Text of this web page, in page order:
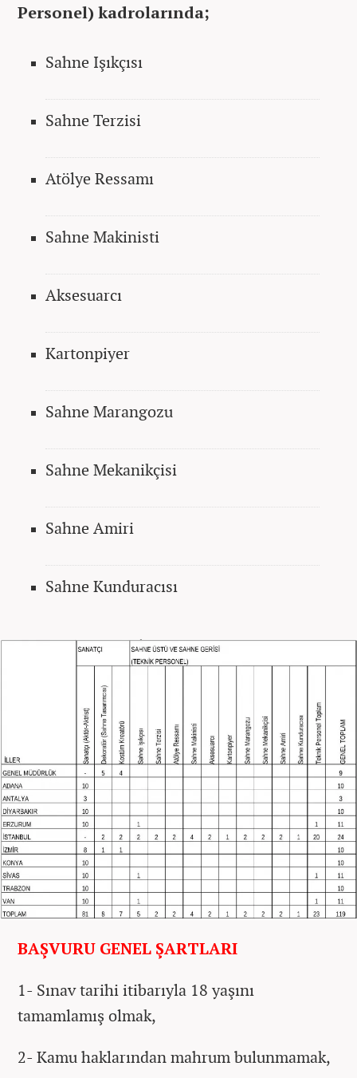
Personel) kadrolarında;
Sahne Işıkçısı
Sahne Terzisi
Atölye Ressamı
Sahne Makinisti
Aksesuarcı
Kartonpiyer
Sahne Marangozu
Sahne Mekanikçisi
Sahne Amiri
Sahne Kunduracısı
BAŞVURU GENEL ŞARTLARI
1- Sınav tarihi itibarıyla 18 yaşını
tamamlamış olmak,
2- Kamu haklarından mahrum bulunmamak,